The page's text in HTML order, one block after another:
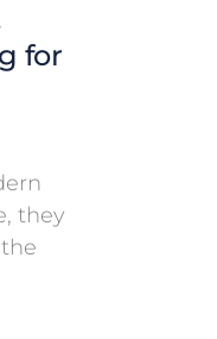
for
they